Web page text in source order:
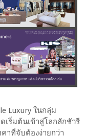
Luxury ในกลุ่ม
เริ่มต้นเข้าสู่โลกลักชัวรี
าที่จับต้องง่ายกว่า